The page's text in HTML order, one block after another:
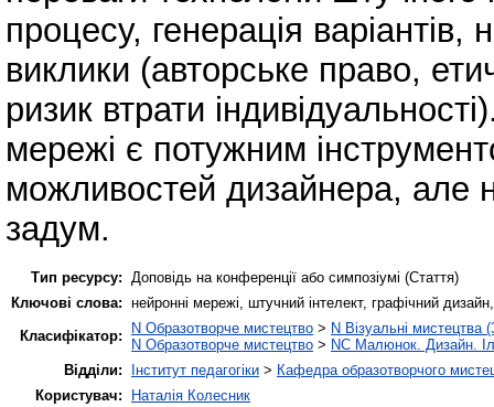
процесу, генерація
виклики (авторське право,
ризик втрати
мережі є потужним
можливостей дизайнера, але
задум.
Тип ресурсу:
Доповідь на конференції або симпозіумі (Стаття)
Ключові слова: нейронні мережі, штучний інтелект, графічний
Класифікатор:
N Образотворче мистецтво > N Візуальні мистецтва
N Образотворче мистецтво > NC Малюнок. Дизайн.
Відділи:
Інститут педагогіки > Кафедра образотворчого
Користувач:
Наталія Колесник